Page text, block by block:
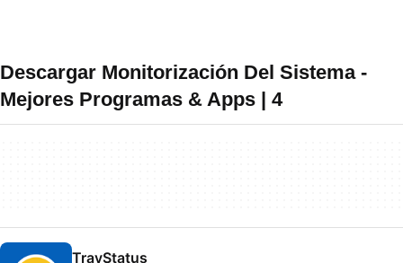
Descargar Monitorización Del Sistema -
Mejores Programas & Apps | 4
TrayStatus